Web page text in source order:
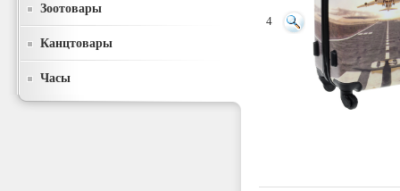
Зоотовары
Канцтовары
Часы
4